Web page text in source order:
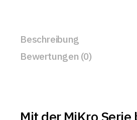
Beschreibung
Bewertungen (0)
Mit der MiKro Serie